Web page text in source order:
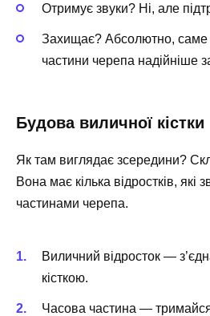
Отримує звуки? Ні, але
Захищає? Абсолютно, саме
частини черепа надійніше
Будова виличної кістки
Як там виглядає зсередини?
Вона має кілька відростків, які
частинами черепа.
Виличний відросток —
кісткою.
Часова частина —